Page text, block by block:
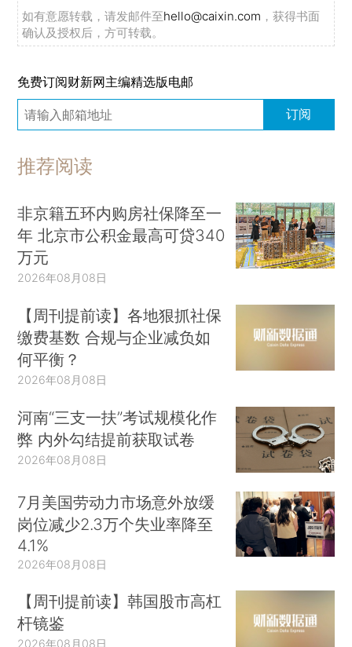
如有意愿转载，请发邮件至hello@caixin.com ，获得书面
确认及授权后，方可转载。
免费订阅财新网主编精选版电邮
订阅
推荐阅读
非京籍五环内购房社保降至一
年 北京市公积金最高可贷340
万元
2026年08月08日
【周刊提前读】各地狠抓社保
缴费基数 合规与企业减负如
何平衡？
2026年08月08日
河南“三支一扶”考试规模化作
弊 内外勾结提前获取试卷
2026年08月08日
7月美国劳动力市场意外放缓
岗位减少2.3万个失业率降至
4.1%
2026年08月08日
【周刊提前读】韩国股市高杠
杆镜鉴
2026年08月08日